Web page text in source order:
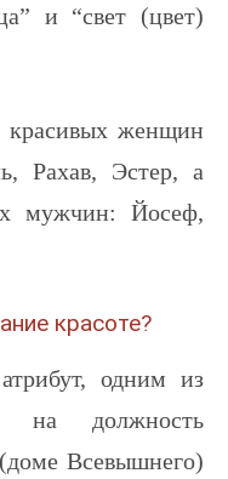
и “свет (цвет)
красивых женщин
Рахав, Эстер, а
мужчин: Йосеф,
красоте?
одним из
на должность
Всевышнего)